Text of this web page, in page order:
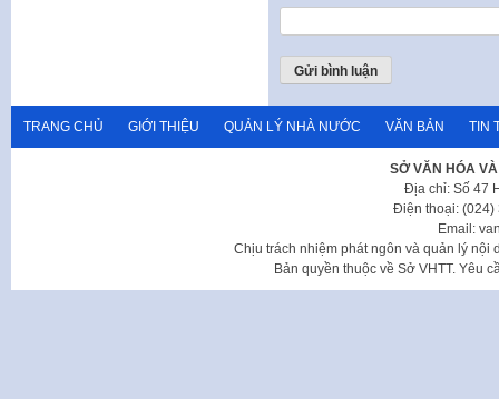
TRANG CHỦ GIỚI THIỆU QUẢN LÝ NHÀ NƯỚC VĂN BẢN TIN
SỞ VĂN HÓA
Địa chỉ: Số 47
Điện thoại: (024)
Email:
Chịu trách nhiệm phát ngôn và quản lý nội
Bản quyền thuộc về Sở VHTT. Yêu